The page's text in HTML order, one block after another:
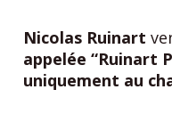
Nicolas Ruinart
appelée “Ruinart
uniquement au